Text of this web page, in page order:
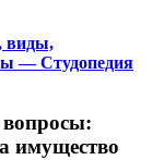
виды,
— Студопедия
:
имущество